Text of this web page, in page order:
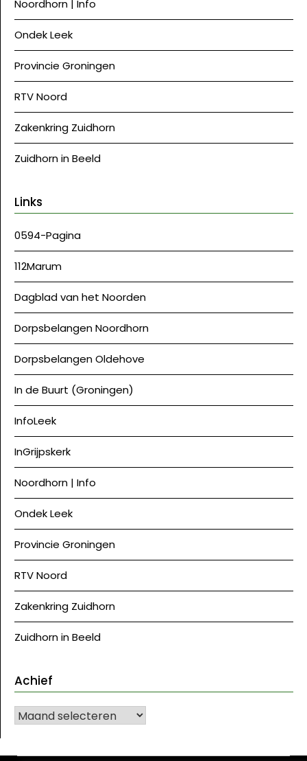
Noordhorn | Info
Ondek Leek
Provincie Groningen
RTV Noord
Zakenkring Zuidhorn
Zuidhorn in Beeld
Links
0594-Pagina
112Marum
Dagblad van het Noorden
Dorpsbelangen Noordhorn
Dorpsbelangen Oldehove
In de Buurt (Groningen)
InfoLeek
InGrijpskerk
Noordhorn | Info
Ondek Leek
Provincie Groningen
RTV Noord
Zakenkring Zuidhorn
Zuidhorn in Beeld
Achief
Achief